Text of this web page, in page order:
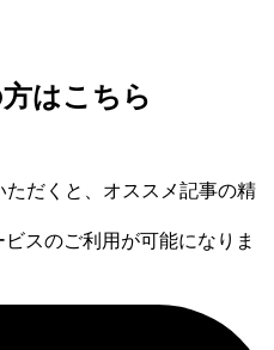
はこちら
だくと、オススメ記事の精
スのご利用が可能になりま